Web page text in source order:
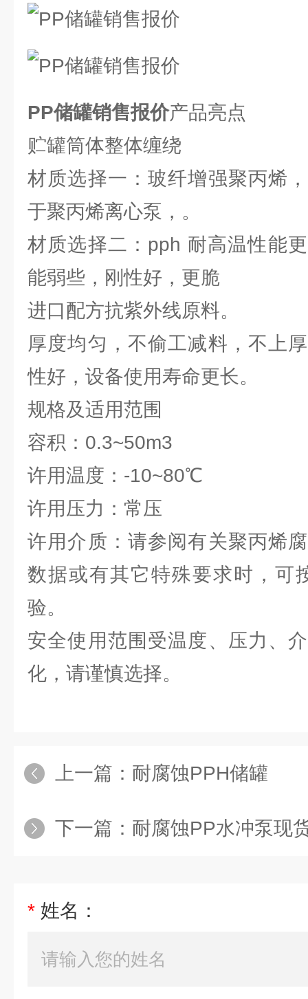
PP储罐销售报价产品亮点
贮罐筒体整体缠绕
材质选择一：玻纤增强聚丙烯
于聚丙烯离心泵，。
材质选择二：pph 耐高温性能
能弱些，刚性好，更脆
进口配方抗紫外线原料。
厚度均匀，不偷工减料，不上
性好，设备使用寿命更长。
规格及适用范围
容积：0.3~50m3
许用温度：-10~80℃
许用压力：常压
许用介质：请参阅有关聚丙烯
数据或有其它特殊要求时，可
验。
安全使用范围受温度、压力、
化，请谨慎选择。
上一篇： 耐腐蚀PPH储罐
下一篇： 耐腐蚀PP水冲泵现
* 姓名：